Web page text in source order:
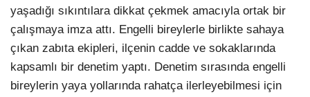
yaşadığı sıkıntılara dikkat çekmek amacıyla ortak bir
çalışmaya imza attı. Engelli bireylerle birlikte sahaya
çıkan zabıta ekipleri, ilçenin cadde ve sokaklarında
kapsamlı bir denetim yaptı. Denetim sırasında engelli
bireylerin yaya yollarında rahatça ilerleyebilmesi için